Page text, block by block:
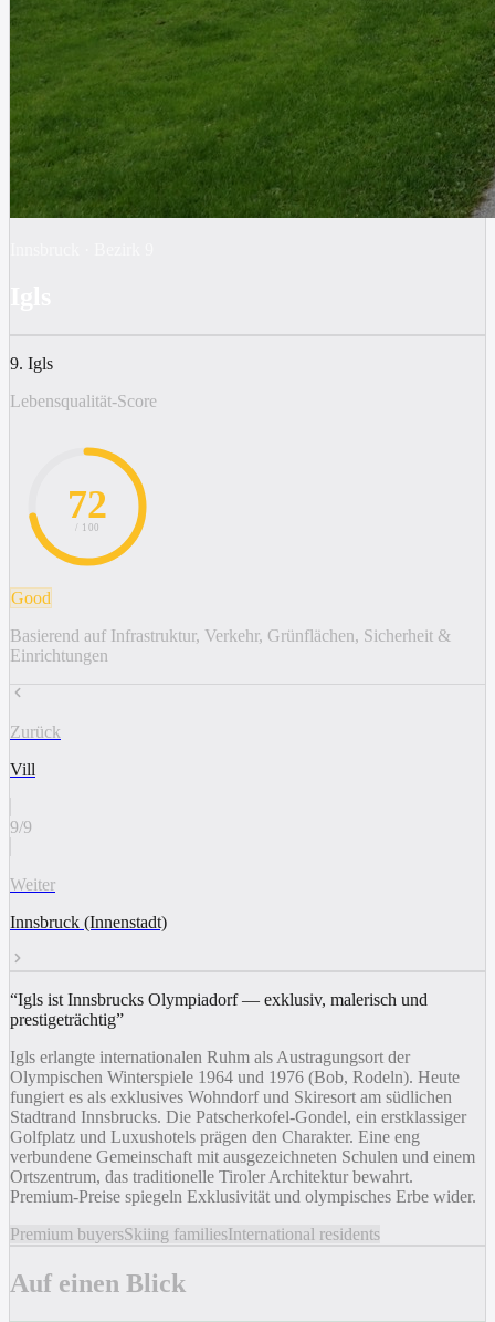
9. Igls
Lebensqualität-Score
72
/ 100
Good
Basierend auf Infrastruktur, Verkehr, Grünflächen, Sicherheit &
Einrichtungen
Zurück
Vill
9/9
Weiter
Innsbruck (Innenstadt)
“Igls ist Innsbrucks Olympiadorf — exklusiv, malerisch und
prestigeträchtig”
Igls erlangte internationalen Ruhm als Austragungsort der
Olympischen Winterspiele 1964 und 1976 (Bob, Rodeln). Heute
fungiert es als exklusives Wohndorf und Skiresort am südlichen
Stadtrand Innsbrucks. Die Patscherkofel-Gondel, ein erstklassiger
Golfplatz und Luxushotels prägen den Charakter. Eine eng
verbundene Gemeinschaft mit ausgezeichneten Schulen und einem
Ortszentrum, das traditionelle Tiroler Architektur bewahrt.
Premium-Preise spiegeln Exklusivität und olympisches Erbe wider.
Premium buyersSkiing familiesInternational residents
Auf einen Blick